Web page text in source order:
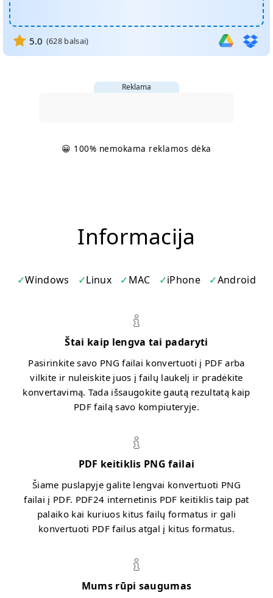
5.0 (628 balsai)
Reklama
😀 100% nemokama reklamos dėka
Informacija
Windows Linux MAC iPhone Android
Štai kaip lengva tai padaryti
Pasirinkite savo PNG failai konvertuoti į PDF arba
vilkite ir nuleiskite juos į failų laukelį ir pradėkite
konvertavimą. Tada išsaugokite gautą rezultatą kaip
PDF failą savo kompiuteryje.
PDF keitiklis PNG failai
Šiame puslapyje galite lengvai konvertuoti PNG
failai į PDF. PDF24 internetinis PDF keitiklis taip pat
palaiko kai kuriuos kitus failų formatus ir gali
konvertuoti PDF failus atgal į kitus formatus.
Mums rūpi saugumas